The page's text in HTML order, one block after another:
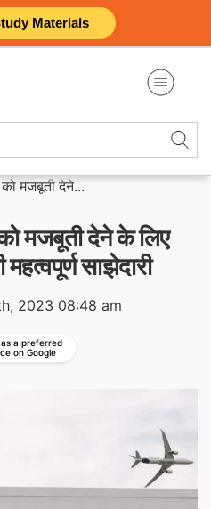
Materials
को मजबूती देने...
को मजबूती देने के लिए
साझेदारी
2023 08:48 am
a preferred
on Google